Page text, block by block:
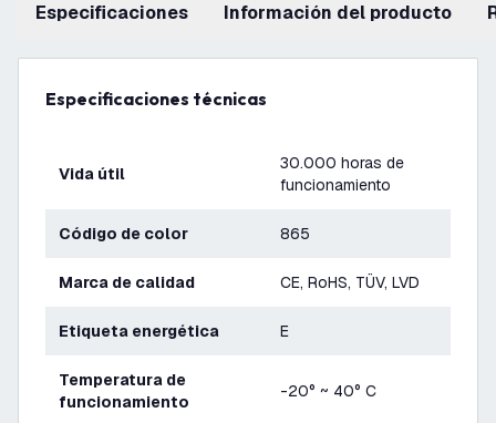
Especificaciones información del producto
Especificaciones técnicas
Vida útil
30.000 horas de
funcionamiento
Código de color 865
Marca de calidad CE, RoHS, TÜV, LVD
Etiqueta energética E
Temperatura de
funcionamiento
-20° ~ 40° C